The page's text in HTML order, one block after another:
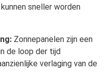
sneller worden
Zonnepanelen zijn een
de loop der tijd
verlaging van de